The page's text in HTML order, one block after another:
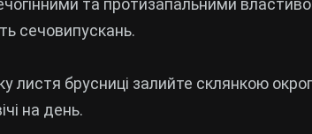
та протизапальними
сечовипускань.
листя брусниці залийте склянкою
на день.